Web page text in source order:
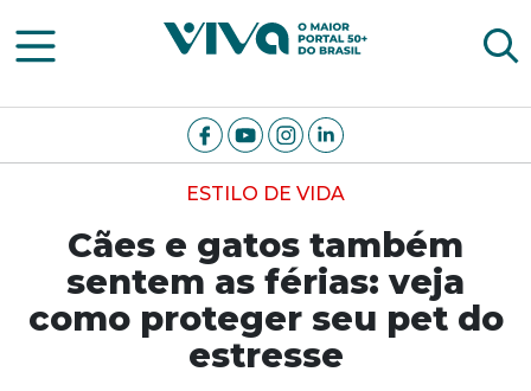
Viva Notícias
ESTILO DE VIDA
Cães e gatos também
sentem as férias: veja
como proteger seu pet do
estresse